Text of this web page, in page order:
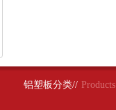
铝塑板分类// Products